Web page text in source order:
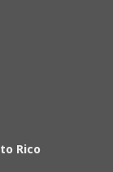
Rico